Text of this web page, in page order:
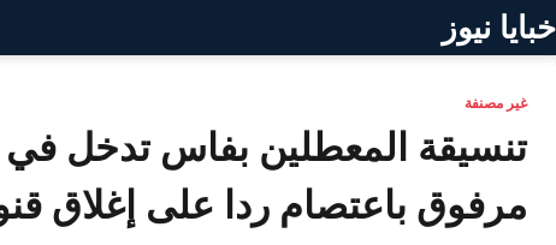
خبايا نيوز
غير مصنفة
تنسيقة المعطلين بفاس تدخل
مرفوق باعتصام ردا على إغلاق